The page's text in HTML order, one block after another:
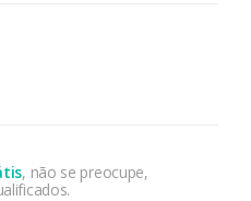
, não se preocupe,